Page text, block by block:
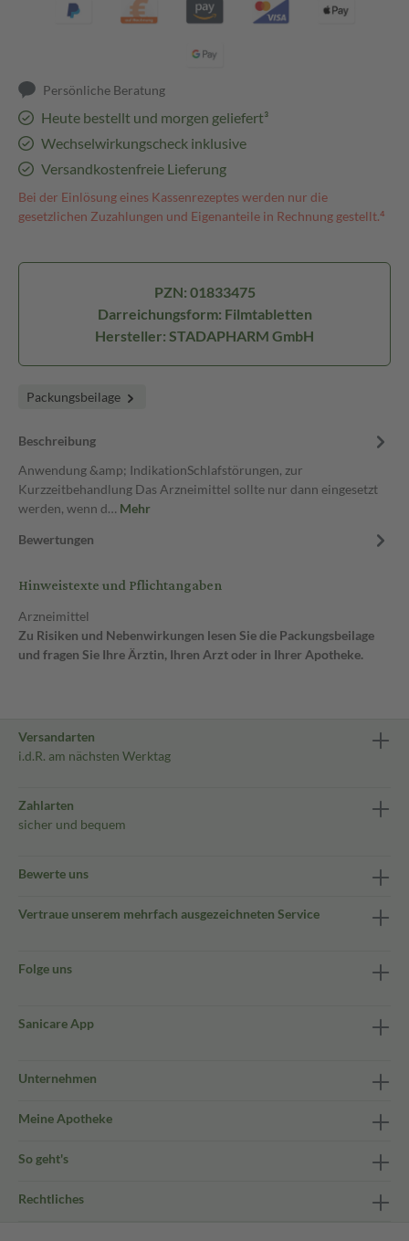
Persönliche Beratung
Heute bestellt und morgen geliefert³
Wechselwirkungscheck inklusive
Versandkostenfreie Lieferung
Bei der Einlösung eines Kassenrezeptes werden nur die
gesetzlichen Zuzahlungen und Eigenanteile in Rechnung gestellt.⁴
PZN: 01833475
Darreichungsform: Filmtabletten
Hersteller: STADAPHARM GmbH
Packungsbeilage
Beschreibung
Anwendung &amp; IndikationSchlafstörungen, zur
Kurzzeitbehandlung Das Arzneimittel sollte nur dann eingesetzt
werden, wenn d… Mehr
Bewertungen
Hinweistexte und Pflichtangaben
Arzneimittel
Zu Risiken und Nebenwirkungen lesen Sie die Packungsbeilage
und fragen Sie Ihre Ärztin, Ihren Arzt oder in Ihrer Apotheke.
Versandarten
i.d.R. am nächsten Werktag
Zahlarten
sicher und bequem
Bewerte uns
Vertraue unserem mehrfach ausgezeichneten Service
Folge uns
Sanicare App
Unternehmen
Meine Apotheke
So geht's
Rechtliches